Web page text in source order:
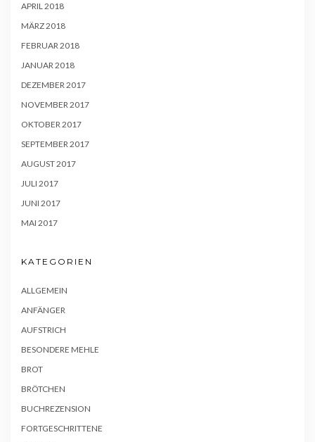
APRIL 2018
MÄRZ 2018
FEBRUAR 2018
JANUAR 2018
DEZEMBER 2017
NOVEMBER 2017
OKTOBER 2017
SEPTEMBER 2017
AUGUST 2017
JULI 2017
JUNI 2017
MAI 2017
KATEGORIEN
ALLGEMEIN
ANFÄNGER
AUFSTRICH
BESONDERE MEHLE
BROT
BRÖTCHEN
BUCHREZENSION
FORTGESCHRITTENE